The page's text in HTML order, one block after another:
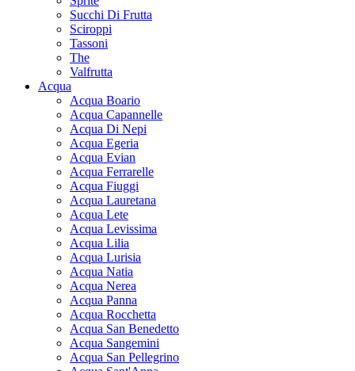
Succhi Di Frutta
Sciroppi
Tassoni
The
Valfrutta
Acqua
Acqua Boario
Acqua Capannelle
Acqua Di Nepi
Acqua Egeria
Acqua Evian
Acqua Ferrarelle
Acqua Fiuggi
Acqua Lauretana
Acqua Lete
Acqua Levissima
Acqua Lilia
Acqua Lurisia
Acqua Natia
Acqua Nerea
Acqua Panna
Acqua Rocchetta
Acqua San Benedetto
Acqua Sangemini
Acqua San Pellegrino